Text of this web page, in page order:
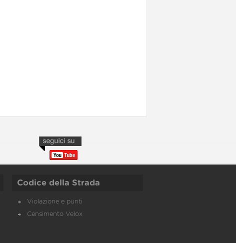
Codice della Strada
Violazione e punti
Censimento Velox